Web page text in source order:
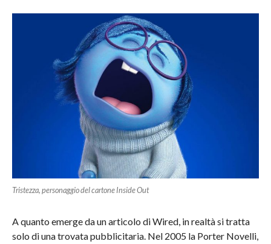
Tristezza, personaggio del cartone Inside Out
A quanto emerge da un articolo di Wired, in realtà si tratta
solo di una trovata pubblicitaria. Nel 2005 la Porter Novelli,